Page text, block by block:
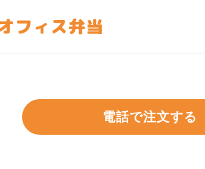
フィス弁当
電話で注文する